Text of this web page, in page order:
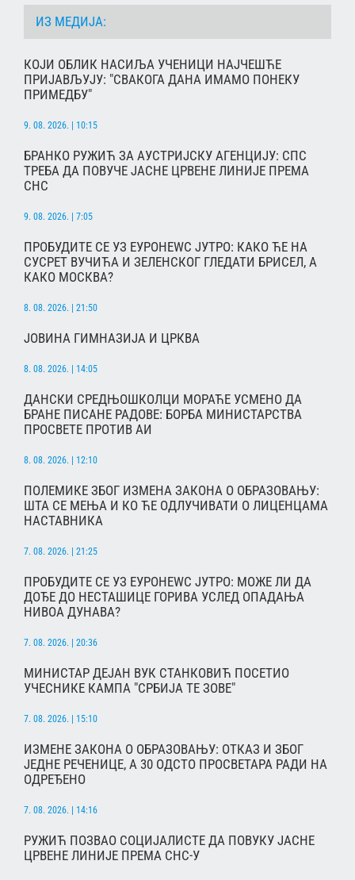
ИЗ МЕДИЈА:
КОЈИ ОБЛИК НАСИЉА УЧЕНИЦИ НАЈЧЕШЋЕ
ПРИЈАВЉУЈУ: "СВАКОГА ДАНА ИМАМО ПОНЕКУ
ПРИМЕДБУ"
9. 08. 2026. | 10:15
БРАНКО РУЖИЋ ЗА АУСТРИЈСКУ АГЕНЦИЈУ: СПС
ТРЕБА ДА ПОВУЧЕ ЈАСНЕ ЦРВЕНЕ ЛИНИЈЕ ПРЕМА
СНС
9. 08. 2026. | 7:05
ПРОБУДИТЕ СЕ УЗ ЕУРОНЕWС ЈУТРО: КАКО ЋЕ НА
СУСРЕТ ВУЧИЋА И ЗЕЛЕНСКОГ ГЛЕДАТИ БРИСЕЛ, А
КАКО МОСКВА?
8. 08. 2026. | 21:50
ЈОВИНА ГИМНАЗИЈА И ЦРКВА
8. 08. 2026. | 14:05
ДАНСКИ СРЕДЊОШКОЛЦИ МОРАЋЕ УСМЕНО ДА
БРАНЕ ПИСАНЕ РАДОВЕ: БОРБА МИНИСТАРСТВА
ПРОСВЕТЕ ПРОТИВ АИ
8. 08. 2026. | 12:10
ПОЛЕМИКЕ ЗБОГ ИЗМЕНА ЗАКОНА О ОБРАЗОВАЊУ:
ШТА СЕ МЕЊА И КО ЋЕ ОДЛУЧИВАТИ О ЛИЦЕНЦАМА
НАСТАВНИКА
7. 08. 2026. | 21:25
ПРОБУДИТЕ СЕ УЗ ЕУРОНЕWС ЈУТРО: МОЖЕ ЛИ ДА
ДОЂЕ ДО НЕСТАШИЦЕ ГОРИВА УСЛЕД ОПАДАЊА
НИВОА ДУНАВА?
7. 08. 2026. | 20:36
МИНИСТАР ДЕЈАН ВУК СТАНКОВИЋ ПОСЕТИО
УЧЕСНИКЕ КАМПА "СРБИЈА ТЕ ЗОВЕ"
7. 08. 2026. | 15:10
ИЗМЕНЕ ЗАКОНА О ОБРАЗОВАЊУ: ОТКАЗ И ЗБОГ
ЈЕДНЕ РЕЧЕНИЦЕ, А 30 ОДСТО ПРОСВЕТАРА РАДИ НА
ОДРЕЂЕНО
7. 08. 2026. | 14:16
РУЖИЋ ПОЗВАО СОЦИЈАЛИСТЕ ДА ПОВУКУ ЈАСНЕ
ЦРВЕНЕ ЛИНИЈЕ ПРЕМА СНС-У